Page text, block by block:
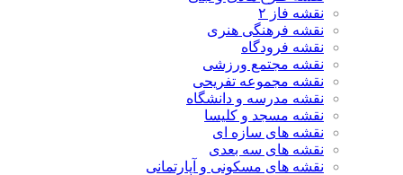
نقشه فاز ۲
نقشه فرهنگی هنری
نقشه فرودگاه
نقشه مجتمع ورزشی
نقشه مجموعه تفریحی
نقشه مدرسه و دانشگاه
نقشه مسجد و کلیسا
نقشه های سازه ای
نقشه های سه بعدی
نقشه های مسکونی و آپارتمانی